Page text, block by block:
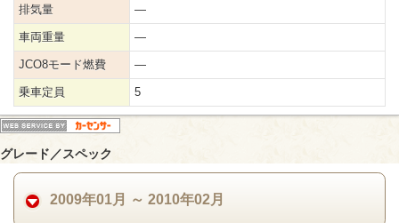
排気量 ―
車両重量 ―
JCO8モード燃費 ―
乗車定員 5
グレード／スペック
2009年01月 ～ 2010年02月